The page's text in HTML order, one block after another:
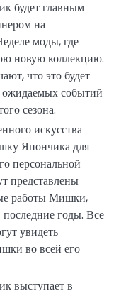
будет главным
на
моды, где
новую коллекцию.
что это будет
событий
сезона.
искусства
Япончика для
персональной
представлены
работы Мишки,
годы. Все
увидеть
во всей его
выступает в